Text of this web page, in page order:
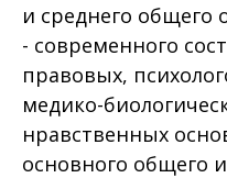
и среднего общего
- современного
правовых,
медико-
нравственных
основного общего